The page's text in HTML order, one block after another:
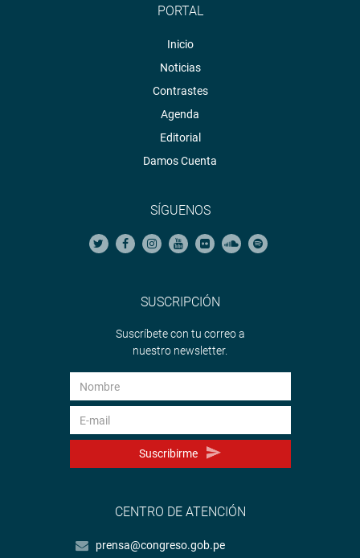
PORTAL
Inicio
Noticias
Contrastes
Agenda
Editorial
Damos Cuenta
SÍGUENOS
SUSCRIPCIÓN
Suscríbete con tu correo a
nuestro newsletter.
Suscribirme
CENTRO DE ATENCIÓN
prensa@congreso.gob.pe